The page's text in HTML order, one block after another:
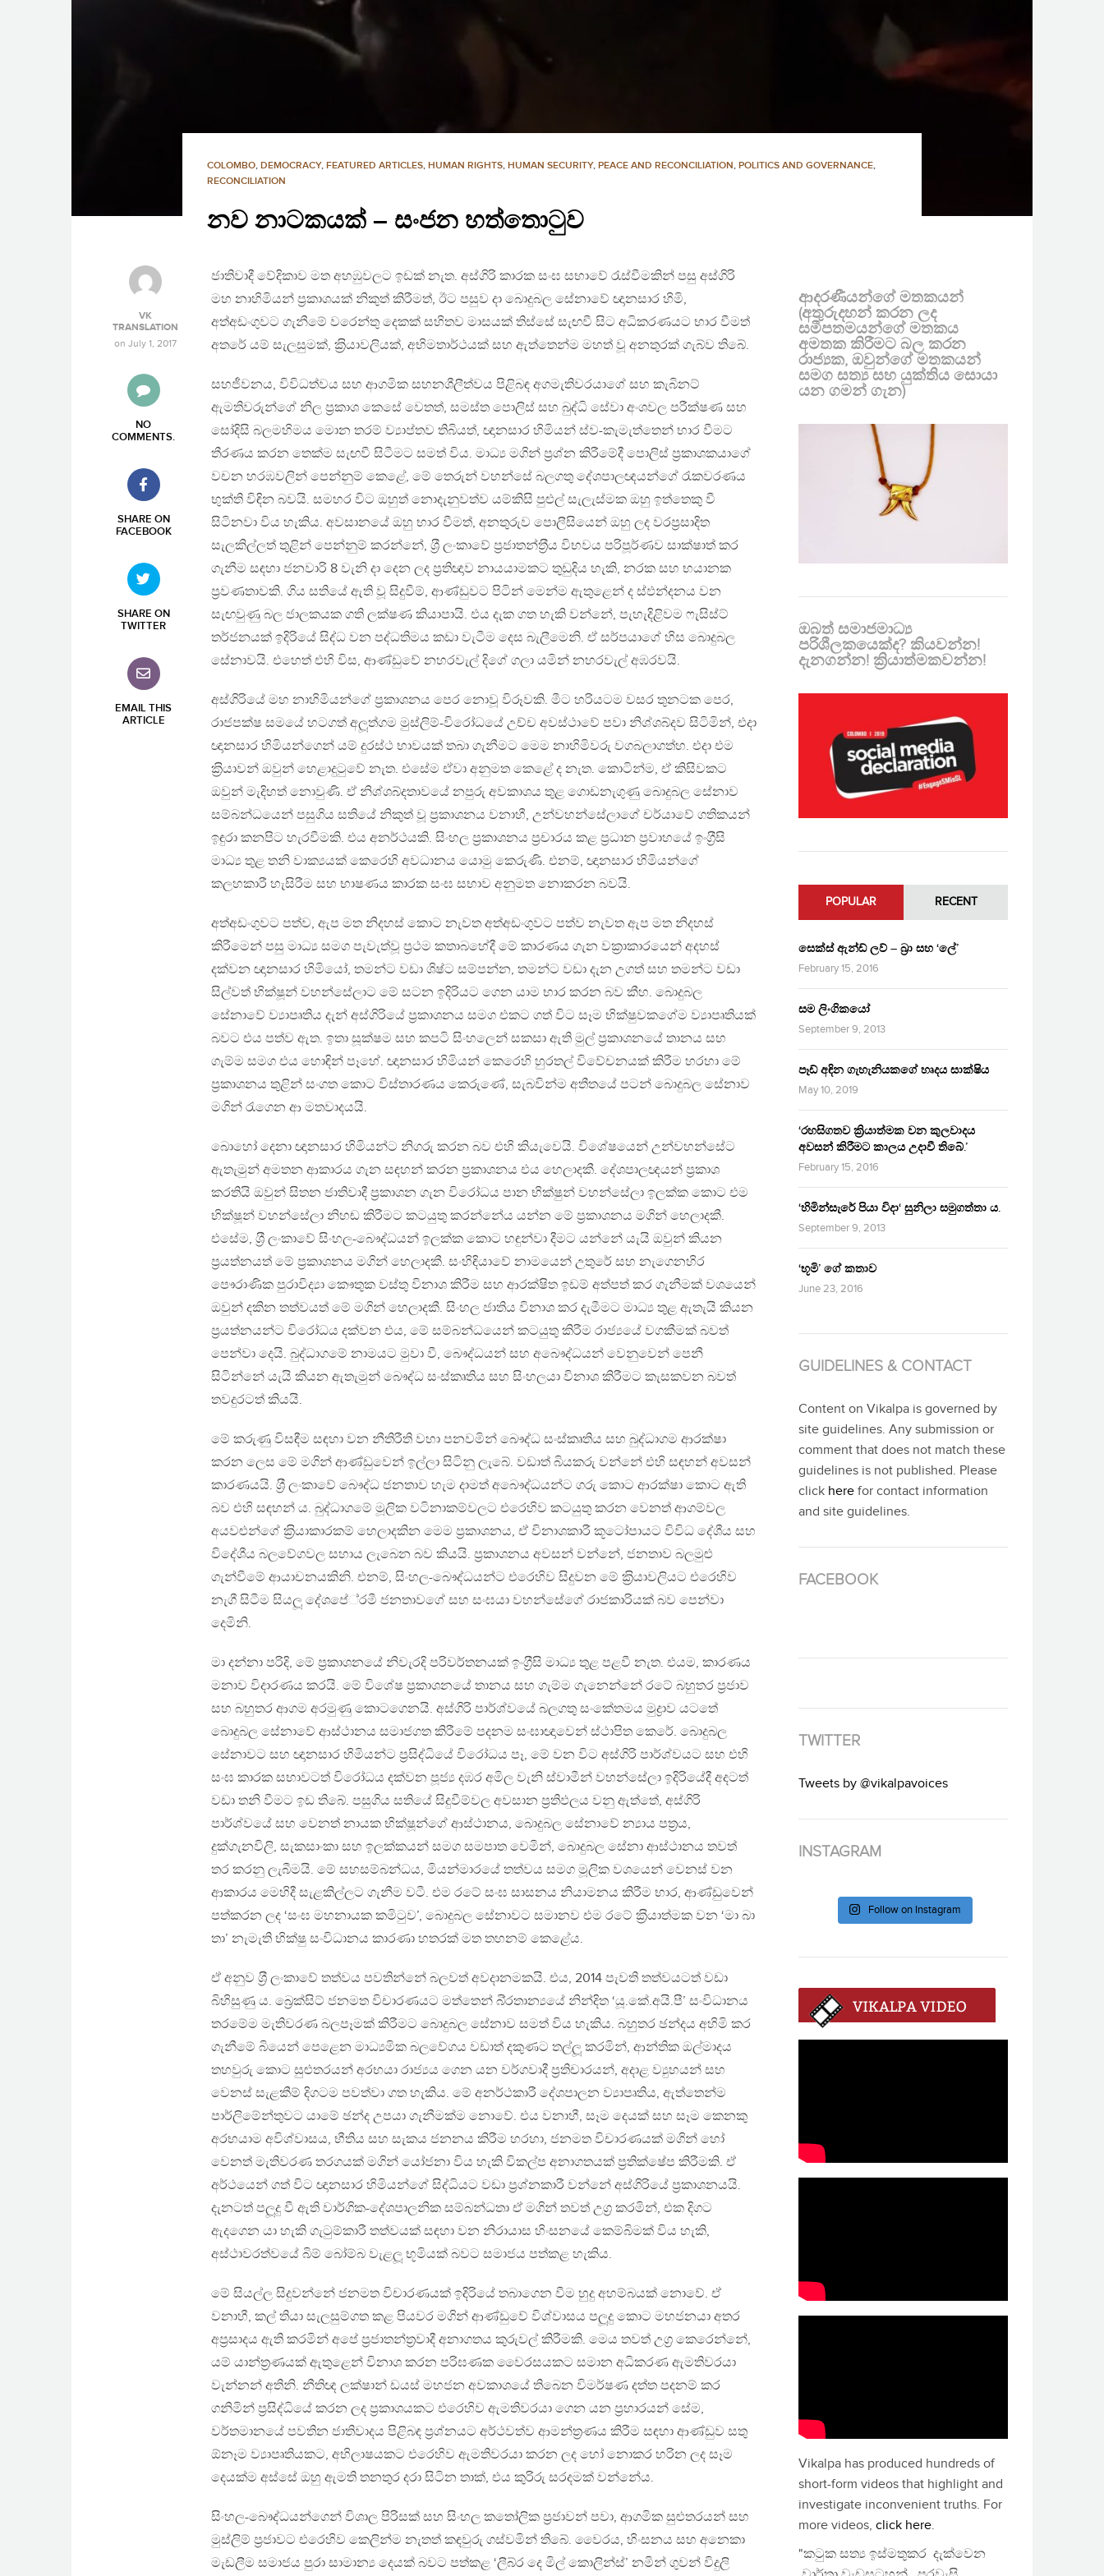
COLOMBO, DEMOCRACY, FEATURED ARTICLES, HUMAN RIGHTS, HUMAN SECURITY, PEACE AND RECONCILIATION, POLITICS AND GOVERNANCE,
RECONCILIATION
නව නාටකයක් – සංජන හත්තොටුව
VK
TRANSLATION
on July 1, 2017
NO
COMMENTS.
SHARE ON
FACEBOOK
SHARE ON
TWITTER
EMAIL THIS
ARTICLE
ජාතිවාදී වේදිකාව මත අහඹුවලට ඉඩක් නැත. අස්ගිරි කාරක සංඝ සභාවේ රැස්වීමකින් පසු අස්ගිරි
මහ නාහිමියන් ප‍්‍රකාශයක් නිකුත් කිරීමත්, ඊට පසුව දා බොදුබල සේනාවේ ඥානසාර හිමි,
අත්අඩංගුවට ගැනීමේ වරෙන්තු දෙකක් සහිතව මාසයක් තිස්සේ සැඟවී සිට අධිකරණයට භාර වීමත්
අතරේ යම් සැලසුමක්, ක‍්‍රියාවලියක්, අභිමතාර්ථයක් සහ ඇත්තෙන්ම මහත් වූ අනතුරක් ගැබ්ව තිබේ.
සහජීවනය, විවිධත්වය සහ ආගමික සහනශීලීත්වය පිළිබඳ අගමැතිවරයාගේ සහ කැබිනට්
ඇමතිවරුන්ගේ නිල ප‍්‍රකාශ කෙසේ වෙතත්, සමස්ත පොලිස් සහ බුද්ධි සේවා අංශවල පරීක්ෂණ සහ
සෝදිසි බලමහිමය මොන තරම් ව්‍යාප්තව තිබියත්, ඥානසාර හිමියන් ස්ව-කැමැත්තෙන් භාර වීමට
තීරණය කරන තෙක්ම සැඟවී සිටීමට සමත් විය. මාධ්‍ය මගින් ප‍්‍රශ්න කිරීමේදී පොලිස් ප‍්‍රකාශකයාගේ
වචන හරඹවලින් පෙන්නුම් කෙළේ, මේ තෙරුන් වහන්සේ බලගතු දේශපාලඥයන්ගේ රැකවරණය
භුක්ති විඳින බවයි. සමහර විට ඔහුත් නොදැනුවත්ව යම්කිසි පුළුල් සැලැස්මක ඔහු ඉත්තෙකු වී
සිටිනවා විය හැකිය. අවසානයේ ඔහු භාර වීමත්, අනතුරුව පොලීසියෙන් ඔහු ලද වරප‍්‍රසාදිත
සැලකිල්ලත් තුළින් පෙන්නුම් කරන්නේ, ශ‍්‍රී ලංකාවේ ප‍්‍රජාතන්ත‍්‍රීය විභවය පරිපූර්ණව සාක්ෂාත් කර
ගැනීම සඳහා ජනවාරි 8 වැනි දා දෙන ලද ප‍්‍රතිඥාව නායයාමකට තුඩුදිය හැකි, නරක සහ භයානක
ප‍්‍රවණතාවකි. ගිය සතියේ ඇති වූ සිදුවීම්, ආණ්ඩුවට පිටින් මෙන්ම ඇතුළෙන් ද ස්ඵන්දනය වන
සැඟවුණු බල ජාලකයක ගති ලක්ෂණ කියාපායි. එය දැක ගත හැකි වන්නේ, පැහැදිළිවම ෆැසිස්ට්
තර්ජනයක් ඉදිරියේ සිද්ධ වන පද්ධතිමය කඩා වැටීම දෙස බැලීමෙනි. ඒ සර්පයාගේ හිස බොදුබල
සේනාවයි. එහෙත් එහි විස, ආණ්ඩුවේ නහරවැල් දිගේ ගලා යමින් නහරවැල් අඹරවයි.
අස්ගිරියේ මහ නාහිමියන්ගේ ප‍්‍රකාශනය පෙර නොවූ විරූවකි. මීට හරියටම වසර තුනටක පෙර,
රාජපක්ෂ සමයේ හටගත් අලූත්ගම මුස්ලිම්-විරෝධයේ උච්ච අවස්ථාවේ පවා නිශ්ශබ්දව සිටිමින්, එදා
ඥානසාර හිමියන්ගෙන් යම් දුරස්ථ භාවයක් තබා ගැනීමට මෙම නාහිමිවරු වගබලාගත්හ. එදා එම
ක‍්‍රියාවන් ඔවුන් හෙළාදුටුවේ නැත. එසේම ඒවා අනුමත කෙළේ ද නැත. කොටින්ම, ඒ කිසිවකට
ඔවුන් මැදිහත් නොවුණි. ඒ නිශ්ශබ්දතාවයේ නපුරු අවකාශය තුළ ගොඩනැගුණු බොදුබල සේනාව
සම්බන්ධයෙන් පසුගිය සතියේ නිකුත් වූ ප‍්‍රකාශනය වනාහී, උන්වහන්සේලාගේ චර්යාවේ ගතිකයන්
ඉඳුරා කනපිට හැරවීමකි. එය අනර්ථයකි. සිංහල ප‍්‍රකාශනය ප‍්‍රචාරය කළ ප‍්‍රධාන ප‍්‍රවාහයේ ඉංග‍්‍රීසි
මාධ්‍ය තුළ තනි වාක්‍යයක් කෙරෙහි අවධානය යොමු කෙරුණි. එනම්, ඥානසාර හිමියන්ගේ
කලහකාරී හැසිරීම සහ භාෂණය කාරක සංඝ සභාව අනුමත නොකරන බවයි.
අත්අඩංගුවට පත්ව, ඇප මත නිදහස් කොට නැවත අත්අඩංගුවට පත්ව නැවත ඇප මත නිදහස්
කිරීමෙන් පසු මාධ්‍ය සමග පැවැත්වූ ප‍්‍රථම කතාබහේදී මේ කාරණය ගැන වක‍්‍රාකාරයෙන් අදහස්
දක්වන ඥානසාර හිමියෝ, තමන්ට වඩා ශිෂ්ට සම්පන්න, තමන්ට වඩා දැන උගත් සහ තමන්ට වඩා
සිල්වත් භික්ෂූන් වහන්සේලාට මේ සටන ඉදිරියට ගෙන යාම භාර කරන බව කීහ. බොදුබල
සේනාවේ ව්‍යාපෘතිය දැන් අස්ගිරියේ ප‍්‍රකාශනය සමග එකට ගත් විට සෑම භික්ෂුවකගේම ව්‍යාපෘතියක්
බවට එය පත්ව ඇත. ඉතා සූක්ෂම සහ කපටි සිංහලෙන් සකසා ඇති මුල් ප‍්‍රකාශනයේ තානය සහ
ගැම්ම සමග එය හොඳින් පෑහේ. ඥානසාර හිමියන් කෙරෙහි හුරතල් විවේචනයක් කිරීම හරහා මේ
ප‍්‍රකාශනය තුළින් සංගත කොට විස්තාරණය කෙරුණේ, සැබවින්ම අතීතයේ පටන් බොදුබල සේනාව
මගින් රැගෙන ආ මතවාදයයි.
බොහෝ දෙනා ඥානසාර හිමියන්ට නිගරු කරන බව එහි කියැවෙයි. විශේෂයෙන් උන්වහන්සේට
ඇතැමුන් අමතන ආකාරය ගැන සඳහන් කරන ප‍්‍රකාශනය එය හෙලාදකී. දේශපාලඥයන් ප‍්‍රකාශ
කරතියි ඔවුන් සිතන ජාතිවාදී ප‍්‍රකාශන ගැන විරෝධය පාන භික්ෂුන් වහන්සේලා ඉලක්ක කොට එම
භික්ෂූන් වහන්සේලා නිහඬ කිරීමට කටයුතු කරන්නේය යන්න මේ ප‍්‍රකාශනය මගින් හෙලාදකී.
එසේම, ශ‍්‍රී ලංකාවේ සිංහල-බෞද්ධයන් ඉලක්ක කොට හඳුන්වා දීමට යන්නේ යැයි ඔවුන් කියන
ප‍්‍රයත්නයත් මේ ප‍්‍රකාශනය මගින් හෙලාදකී. සංහිඳියාවේ නාමයෙන් උතුරේ සහ නැගෙනහිර
පෞරාණික පුරාවිද්‍යා කෞතුක වස්තු විනාශ කිරීම සහ ආරක්ෂිත ඉඩම් අත්පත් කර ගැනීමක් වශයෙන්
ඔවුන් දකින තත්වයත් මේ මගින් හෙලාදකී. සිංහල ජාතිය විනාශ කර දැමීමට මාධ්‍ය තුළ ඇතැයි කියන
ප‍්‍රයත්නයන්ට විරෝධය දක්වන එය, මේ සම්බන්ධයෙන් කටයුතු කිරීම රාජ්‍යයේ වගකීමක් බවත්
පෙන්වා දෙයි. බුද්ධාගමේ නාමයට මුවා වී, බෞද්ධයන් සහ අබෞද්ධයන් වෙනුවෙන් පෙනී
සිටින්නේ යැයි කියන ඇතැමුන් බෞද්ධ සංස්කෘතිය සහ සිංහලයා විනාශ කිරීමට කැසකවන බවත්
තවදුරටත් කියයි.
මේ කරුණු විසඳීම සඳහා වන නීතිරීති වහා පනවමින් බෞද්ධ සංස්කෘතිය සහ බුද්ධාගම ආරක්ෂා
කරන ලෙස මේ මගින් ආණ්ඩුවෙන් ඉල්ලා සිටිනු ලැබේ. වඩාත් බියකරු වන්නේ එහි සඳහන් අවසන්
කාරණයයි. ශ‍්‍රී ලංකාවේ බෞද්ධ ජනතාව හැම දාමත් අබෞද්ධයන්ට ගරු කොට ආරක්ෂා කොට ඇති
බව එහි සඳහන් ය. බුද්ධාගමේ මූලික වටිනාකම්වලට එරෙහිව කටයුතු කරන වෙනත් ආගම්වල
අයවළුන්ගේ ක‍්‍රියාකාරකම් හෙලාදකින මෙම ප‍්‍රකාශනය, ඒ විනාශකාරී කූටෝපායට විවිධ දේශීය සහ
විදේශීය බලවේගවල සහාය ලැබෙන බව කියයි. ප‍්‍රකාශනය අවසන් වන්නේ, ජනතාව බලමුළු
ගැන්වීමේ ආයාචනයකිනි. එනම්, සිංහල-බෞද්ධයන්ට එරෙහිව සිදුවන මේ ක‍්‍රියාවලියට එරෙහිව
නැගී සිටීම සියලූ දේශපේ‍්‍රමී ජනතාවගේ සහ සංඝයා වහන්සේගේ රාජකාරියක් බව පෙන්වා
දෙමිනි.
මා දන්නා පරිදි, මේ ප‍්‍රකාශනයේ නිවැරදි පරිවර්තනයක් ඉංග‍්‍රීසි මාධ්‍ය තුළ පළවී නැත. එයම, කාරණය
මනාව විදාරණය කරයි. මේ විශේෂ ප‍්‍රකාශනයේ තානය සහ ගැම්ම ගැනෙන්නේ රටේ බහුතර ප‍්‍රජාව
සහ බහුතර ආගම අරමුණු කොටගෙනයි. අස්ගිරි පාර්ශ්වයේ බලගතු සංකේතමය මුද්‍රාව යටතේ
බොදුබල සේනාවේ ආස්ථානය සමාජගත කිරීමේ පදනම සංඝාඥාවෙන් ස්ථාපිත කෙරේ. බොදුබල
සේනාවට සහ ඥානසාර හිමියන්ට ප‍්‍රසිද්ධියේ විරෝධය පෑ, මේ වන විට අස්ගිරි පාර්ශ්වයට සහ එහි
සංඝ කාරක සභාවටත් විරෝධය දක්වන පූජ්‍ය දඹර අමිල වැනි ස්වාමීන් වහන්සේලා ඉදිරියේදී අදටත්
වඩා තනි වීමට ඉඩ තිබේ. පසුගිය සතියේ සිදුවීම්වල අවසාන ප‍්‍රතිඵලය වනු ඇත්තේ, අස්ගිරි
පාර්ශ්වයේ සහ වෙනත් නායක භික්ෂූන්ගේ ආස්ථානය, බොදුබල සේනාවේ න්‍යාය පත‍්‍රය,
දුක්ගැනවිලි, සැකසාංකා සහ ඉලක්කයන් සමග සමපාත වෙමින්, බොදුබල සේනා ආස්ථානය තවත්
තර කරනු ලැබීමයි. මේ සහසම්බන්ධය, මියන්මාරයේ තත්වය සමග මූලික වශයෙන් වෙනස් වන
ආකාරය මෙහිදී සැළකිල්ලට ගැනීම වටී. එම රටේ සංඝ සාසනය නියාමනය කිරීම භාර, ආණ්ඩුවෙන්
පත්කරන ලද ‘සංඝ මහනායක කමිටුව’, බොදුබල සේනාවට සමානව එම රටේ ක‍්‍රියාත්මක වන ‘මා බා
තා’ නැමැති භික්ෂු සංවිධානය කාරණා හතරක් මත තහනම් කෙළේය.
ඒ අනුව ශ‍්‍රී ලංකාවේ තත්වය පවතින්නේ බලවත් අවදානමකයි. එය, 2014 පැවති තත්වයටත් වඩා
බිහිසුණු ය. බ්‍රෙක්සිට් ජනමත විචාරණයට මත්තෙන් බි‍්‍රතාන්‍යයේ නින්දිත ‘යූ.කේ.අයි.පී’ සංවිධානය
තරමේම මැතිවරණ බලපෑමක් කිරීමට බොදුබල සේනාව සමත් විය හැකිය. බහුතර ඡන්දය අහිමි කර
ගැනීමේ බියෙන් පෙළෙන මාධ්‍යමික බලවේගය වඩාත් දකුණට තල්ලූ කරමින්, ආන්තික ඔල්මාදය
තහවුරු කොට සුළුතරයන් අරභයා රාජ්‍යය ගෙන යන වර්ගවාදී ප‍්‍රතිචාරයන්, අදාළ ව්‍යුහයන් සහ
වෙනස් සැළකීම් දිගටම පවත්වා ගත හැකිය. මේ අනර්ථකාරී දේශපාලන ව්‍යාපෘතිය, ඇත්තෙන්ම
පාර්ලිමේන්තුවට යාමේ ඡන්ද උපයා ගැනීමක්ම නොවේ. එය වනාහී, සෑම දෙයක් සහ සෑම කෙනකු
අරභයාම අවිශ්වාසය, භීතිය සහ සැකය ජනනය කිරීම හරහා, ජනමත විචාරණයක් මගින් හෝ
වෙනත් මැතිවරණ තරගයක් මගින් යෝජනා විය හැකි විකල්ප අනාගතයක් ප‍්‍රතික්ෂේප කිරීමකි. ඒ
අර්ථයෙන් ගත් විට ඥානසාර හිමියන්ගේ සිද්ධියට වඩා ප‍්‍රශ්නකාරී වන්නේ අස්ගිරියේ ප‍්‍රකාශනයයි.
දැනටත් පලූදු වී ඇති වාර්ගික-දේශපාලනික සම්බන්ධතා ඒ මගින් තවත් උග‍්‍ර කරමින්, එක දිගට
ඇදගෙන යා හැකි ගැටුම්කාරී තත්වයක් සඳහා වන නිරායාස හිංසනයේ කෙම්බිමක් විය හැකි,
අස්ථාවරත්වයේ බිම් බෝම්බ වැළලූ භූමියක් බවට සමාජය පත්කළ හැකිය.
මේ සියල්ල සිදුවන්නේ ජනමත විචාරණයක් ඉදිරියේ තබාගෙන වීම හුදු අහම්බයක් නොවේ. ඒ
වනාහී, කල් තියා සැලසුම්ගත කළ පියවර මගින් ආණ්ඩුවේ විශ්වාසය පලූදු කොට මහජනයා අතර
අප‍්‍රසාදය ඇති කරමින් අපේ ප‍්‍රජාතන්ත‍්‍රවාදී අනාගතය කුරුවල් කිරීමකි. මෙය තවත් උග‍්‍ර කෙරෙන්නේ,
යම් යාන්ත‍්‍රණයක් ඇතුළෙන් විනාශ කරන පරිඝණක වෛරසයකට සමාන අධිකරණ ඇමතිවරයා
වැන්නන් අතිනි. නීතිඥ ලක්ෂාන් ඩයස් මහජන අවකාශයේ තිබෙන විමර්ෂණ දත්ත පදනම් කර
ගනිමින් ප‍්‍රසිද්ධියේ කරන ලද ප‍්‍රකාශයකට එරෙහිව ඇමතිවරයා ගෙන යන ප‍්‍රහාරයන් සේම,
වර්තමානයේ පවතින ජාතිවාදය පිළිබඳ ප‍්‍රශ්නයට අර්ථවත්ව ආමන්ත‍්‍රණය කිරීම සඳහා ආණ්ඩුව සතු
ඕනෑම ව්‍යාපෘතියකට, අභිලාෂයකට එරෙහිව ඇමතිවරයා කරන ලද හෝ නොකර හරින ලද සෑම
දෙයක්ම අස්සේ ඔහු ඇමති තනතුර දරා සිටින තාක්, එය කුරිරු සරදමක් වන්නේය.
සිංහල-බෞද්ධයන්ගෙන් විශාල පිරිසක් සහ සිංහල කතෝලික ප‍්‍රජාවන් පවා, ආගමික සුළුතරයන් සහ
මුස්ලිම් ප‍්‍රජාවට එරෙහිව කෙලින්ම නැතත් කඳවුරු ගස්වමින් තිබේ. වෛරය, හිංසනය සහ අනෙකා
මැඩලීම සමාජය පුරා සාමාන්‍ය දෙයක් බවට පත්කළ ‘ලීබ්ර දෙ මිල් කොලින්ස්’ නමින් ගුවන් විදුලි
ආදරණීයන්ගේ මතකයන්
(අතුරුදහන් කරන ලද
සමීපතමයන්ගේ මතකය
අමතක කිරීමට බල කරන
රාජ්‍යක, ඔවුන්ගේ මතකයන්
සමග සත්‍ය සහ යුක්තිය සොයා
යන ගමන් ගැන)
ඔබත් සමාජමාධ්‍ය
පරිශීලකයෙක්ද? කියවන්න!
දැනගන්න! ක්‍රියාත්මකවන්න!
POPULAR RECENT
සෙක්ස් ඇන්ඩ් ලව් – බ්‍රා සහ ‘ලේ’
February 15, 2016
සම ලිංගිකයෝ
September 9, 2013
පෑඩ් අඳින ගැහැනියකගේ හෘදය සාක්ෂිය
May 10, 2019
‘රහසිගතව ක්‍රියාත්මක වන කුලවාදය
අවසන් කිරීමට කාලය උදාවී තිබේ.’
February 15, 2016
‘හිමින්සැරේ පියා විදා‘ සුනිලා සමුගත්තා ය.
September 9, 2013
‘භූමි’ ගේ කතාව
June 23, 2016
GUIDELINES & CONTACT
Content on Vikalpa is governed by
site guidelines. Any submission or
comment that does not match these
guidelines is not published. Please
click here for contact information
and site guidelines.
FACEBOOK
TWITTER
Tweets by @vikalpavoices
INSTAGRAM
Follow on Instagram
Vikalpa has produced hundreds of
short-form videos that highlight and
investigate inconvenient truths. For
more videos, click here.
"කටුක සත්‍ය ඉස්මතුකර දැක්වෙන